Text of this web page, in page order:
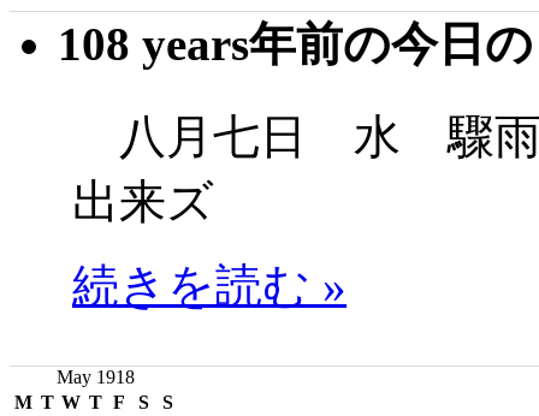
108 years年前の今日
八月七日 水 驟雨
出来ズ
続きを読む »
May 1918
M T W T F S S